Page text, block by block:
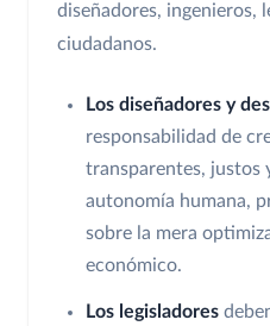
diseñadores, ingenieros,
ciudadanos.
Los diseñadores y
responsabilidad de
transparentes, justos
autonomía humana,
sobre la mera
económico.
Los legisladores